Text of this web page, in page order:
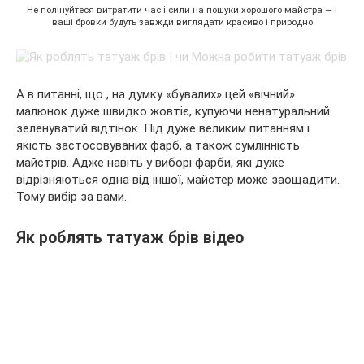
Не полінуйтеся витратити час і сили на пошуки хорошого майстра — і
ваші бровки будуть завжди виглядати красиво і природно
А в питанні, що , на думку «бувалих» цей «вічний»
малюнок дуже швидко жовтіє, купуючи ненатуральний
зеленуватий відтінок. Під дуже великим питанням і
якість застосовуваних фарб, а також сумлінність
майстрів. Адже навіть у виборі фарби, які дуже
відрізняються одна від іншої, майстер може заощадити.
Тому вибір за вами.
Як роблять татуаж брів відео